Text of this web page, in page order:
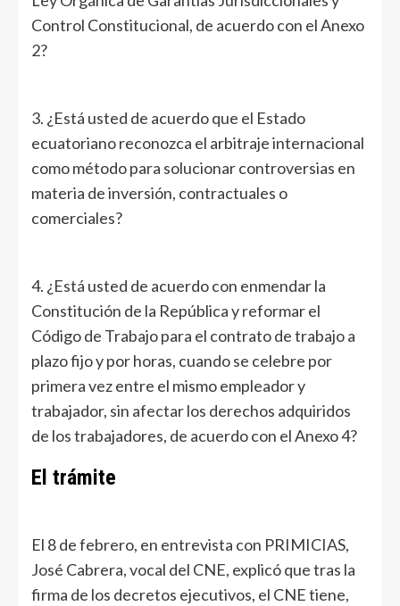
Control Constitucional, de acuerdo con el Anexo
2?
3. ¿Está usted de acuerdo que el Estado
ecuatoriano reconozca el arbitraje internacional
como método para solucionar controversias en
materia de inversión, contractuales o
comerciales?
4. ¿Está usted de acuerdo con enmendar la
Constitución de la República y reformar el
Código de Trabajo para el contrato de trabajo a
plazo fijo y por horas, cuando se celebre por
primera vez entre el mismo empleador y
trabajador, sin afectar los derechos adquiridos
de los trabajadores, de acuerdo con el Anexo 4?
El trámite
El 8 de febrero, en entrevista con PRIMICIAS,
José Cabrera, vocal del CNE, explicó que tras la
firma de los decretos ejecutivos, el CNE tiene,